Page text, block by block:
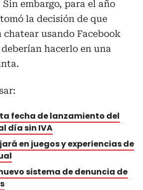
embargo, para el año
tomó la decisión de que
usando Facebook
hacerlo en una
fecha de lanzamiento del
día sin IVA
en juegos y experiencias de
sistema de denuncia de